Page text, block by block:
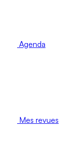
Agenda
Mes revues